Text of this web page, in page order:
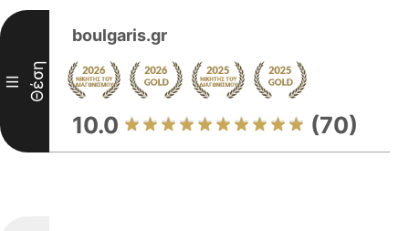
III Θέση
boulgaris.gr
10.0 (70)